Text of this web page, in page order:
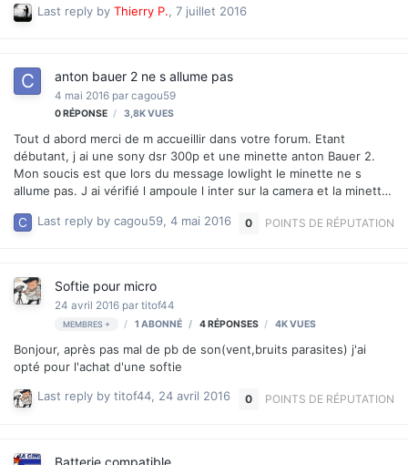
combinatoire, éventuellement avec un autre boîtier ? Ce serait
intéressant qu'il témoigne.
Last reply by Thierry P., 7 juillet 2016
anton bauer 2 ne s allume pas
4 mai 2016 par cagou59
0RÉPONSE 3,8KVUES
Tout d abord merci de m accueillir dans votre forum. Etant
débutant, j ai une sony dsr 300p et une minette anton Bauer 2.
Mon soucis est que lors du message lowlight le minette ne s
allume pas. J ai vérifié l ampoule l inter sur la camera et la minette
Last reply by cagou59, 4 mai 2016 0 POINTS DE RÉPUTATION
Softie pour micro
24 avril 2016 par titof44
MEMBRES + 1 ABONNÉ 4RÉPONSES 4KVUES
Bonjour, après pas mal de pb de son(vent,bruits parasites) j'ai
opté pour l'achat d'une softie
Last reply by titof44, 24 avril 2016 0 POINTS DE RÉPUTATION
Batterie compatible